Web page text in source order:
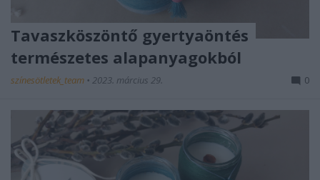
Tavaszköszöntő gyertyaöntés
természetes alapanyagokból
színesötletek_team • 2023. március 29. 0